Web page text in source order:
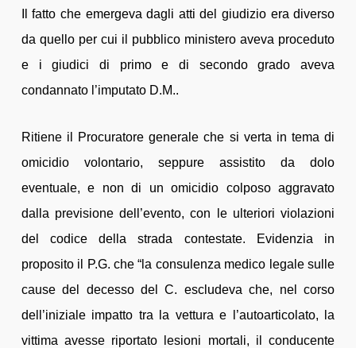
Il fatto che emergeva dagli atti del giudizio era diverso
da quello per cui il pubblico ministero aveva proceduto
e i giudici di primo e di secondo grado aveva
condannato l’imputato D.M..
Ritiene il Procuratore generale che si verta in tema di
omicidio volontario, seppure assistito da dolo
eventuale, e non di un omicidio colposo aggravato
dalla previsione dell’evento, con le ulteriori violazioni
del codice della strada contestate. Evidenzia in
proposito il P.G. che “la consulenza medico legale sulle
cause del decesso del C. escludeva che, nel corso
dell’iniziale impatto tra la vettura e l’autoarticolato, la
vittima avesse riportato lesioni mortali, il conducente